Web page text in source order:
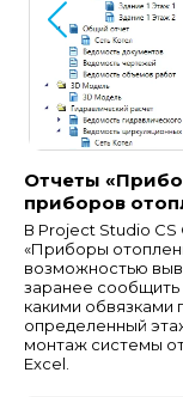
Отчеты
приборов
В Project Studio
«Приборы
возможностью
заранее сообщить
какими обвязками
определенный
монтаж системы
Excel.